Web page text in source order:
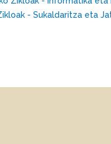
- Sukaldaritza eta